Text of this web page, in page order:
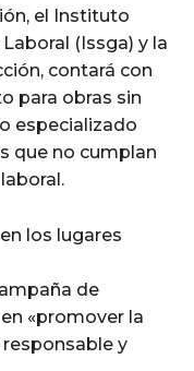
el Instituto
(Issga) y la
contará con
para obras sin
especializado
que no cumplan
los lugares
de
«promover la
y